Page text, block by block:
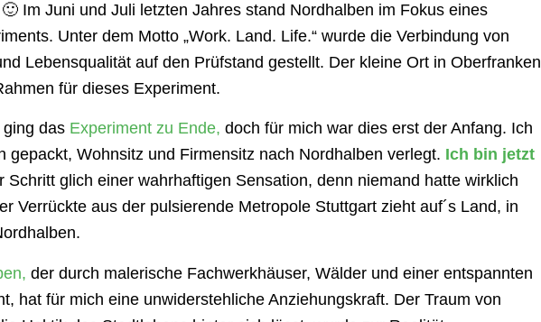
Im Juni und Juli letzten Jahres stand Nordhalben im Fokus eines
Unter dem Motto „Work. Land. Life.“ wurde die Verbindung von
Lebensqualität auf den Prüfstand gestellt. Der kleine Ort in Oberfranken
für dieses Experiment.
das Experiment zu Ende, doch für mich war dies erst der Anfang. Ich
gepackt, Wohnsitz und Firmensitz nach Nordhalben verlegt. Ich bin jetzt
Schritt glich einer wahrhaftigen Sensation, denn niemand hatte wirklich
Verrückte aus der pulsierende Metropole Stuttgart zieht auf´s Land, in
der durch malerische Fachwerkhäuser, Wälder und einer entspannten
hat für mich eine unwiderstehliche Anziehungskraft. Der Traum von